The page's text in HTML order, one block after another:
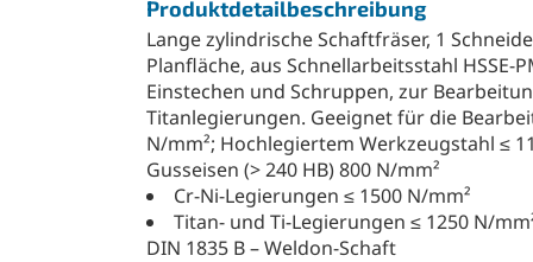
Produktdetailbeschreibung
Lange zylindrische Schaftfräser, 1
Planfläche, aus Schnellarbeitsstahl HSSE-
Einstechen und Schruppen, zur
Titanlegierungen. Geeignet für die
N/mm²; Hochlegiertem Werkzeugstahl ≤
Gusseisen (> 240 HB) 800 N/mm²
Cr-Ni-Legierungen ≤ 1500 N/mm²
Titan- und Ti-Legierungen ≤ 1250 N/
DIN 1835 B – Weldon-Schaft